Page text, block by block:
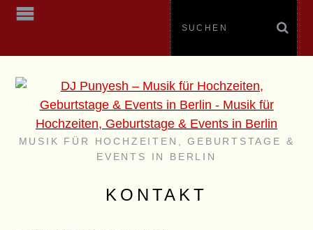
MUSIK FÜR HOCHZEITEN, GEBURTSTAGE &
EVENTS IN BERLIN
KONTAKT